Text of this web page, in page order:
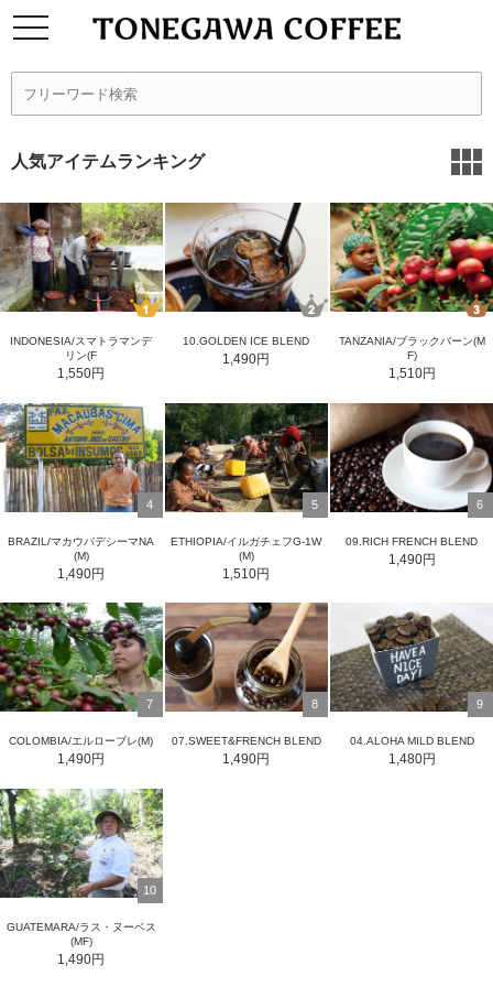
人気アイテムランキング
INDONESIA/スマトラマンデ
リン(F
1,550円
10.GOLDEN ICE BLEND
1,490円
TANZANIA/ブラックバーン(M
F)
1,510円
4
BRAZIL/マカウバデシーマNA
(M)
1,490円
5
ETHIOPIA/イルガチェフG-1W
(M)
1,510円
6
09.RICH FRENCH BLEND
1,490円
7
COLOMBIA/エルローブレ(M)
1,490円
8
07.SWEET&FRENCH BLEND
1,490円
9
04.ALOHA MILD BLEND
1,480円
10
GUATEMARA/ラス・ヌーベス
(MF)
1,490円